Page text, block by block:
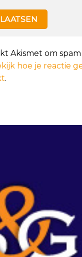
Akismet om
hoe je reactie
.